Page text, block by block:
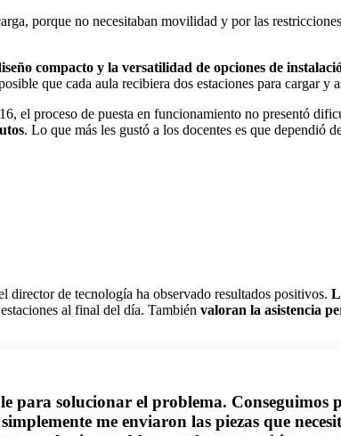
porque no necesitaban movilidad y por las
compacto y la versatilidad de opciones de
que cada aula recibiera dos estaciones para cargar y
el proceso de puesta en funcionamiento no presentó
. Lo que más les gustó a los docentes es que dependió
director de tecnología ha observado resultados positivos.
al final del día. También valoran la asistencia
para solucionar el problema. Conseguimos
me enviaron las piezas que